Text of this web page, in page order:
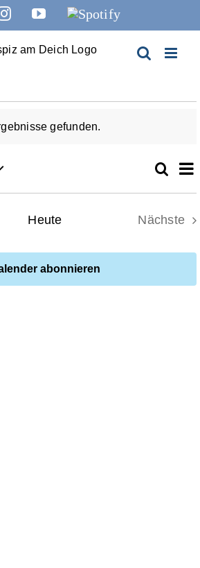
InstagramYouTube
Spotify
gefunden.
und
Suche
Heute
Nächste
abonnieren